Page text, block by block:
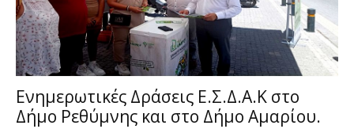
Ενημερωτικές Δράσεις Ε.Σ.Δ.Α.Κ στο
Δήμο Ρεθύμνης και στο Δήμο Αμαρίου.